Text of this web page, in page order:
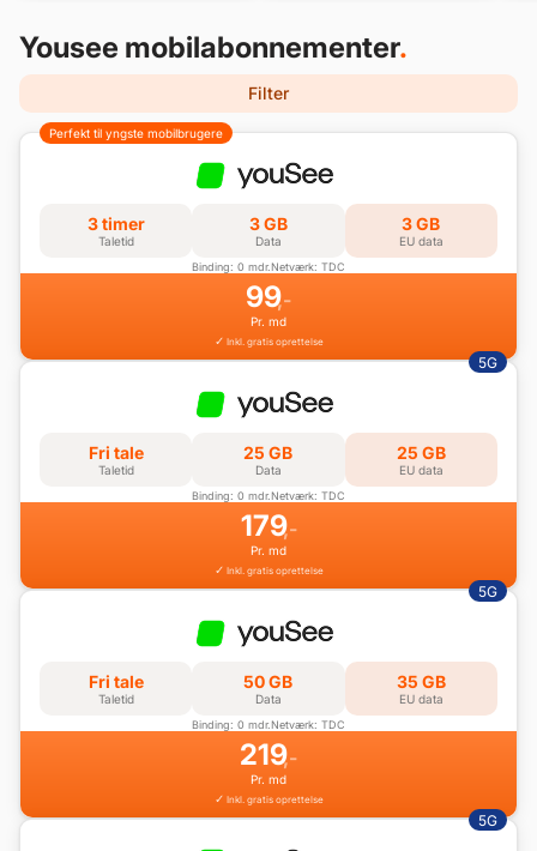
Yousee mobilabonnementer.
Filter
Perfekt til yngste mobilbrugere
3 timer
Taletid
3 GB
Data
3 GB
EU data
Binding: 0 mdr.Netværk: TDC
99,-
Pr. md
Inkl. gratis oprettelse
5G
Fri tale
Taletid
25 GB
Data
25 GB
EU data
Binding: 0 mdr.Netværk: TDC
179,-
Pr. md
Inkl. gratis oprettelse
5G
Fri tale
Taletid
50 GB
Data
35 GB
EU data
Binding: 0 mdr.Netværk: TDC
219,-
Pr. md
Inkl. gratis oprettelse
5G